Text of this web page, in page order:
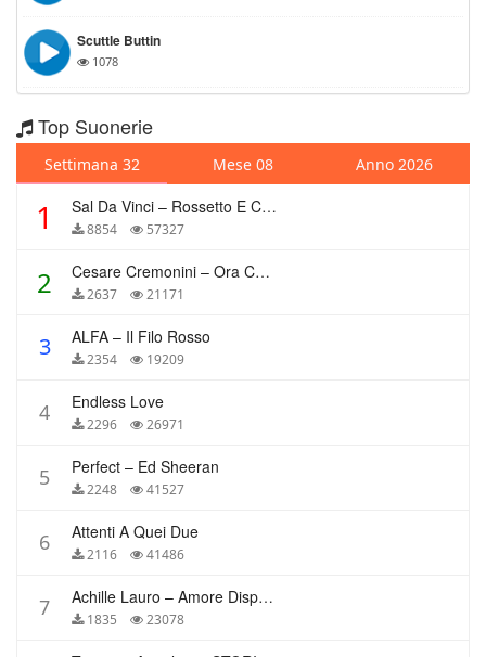
Scuttle Buttin
1078
Top Suonerie
Settimana 32 Mese 08 Anno 2026
1 Sal Da Vinci – Rossetto E Caffè
8854 57327
2 Cesare Cremonini – Ora Che Non Ho Più Te
2637 21171
3 ALFA – Il Filo Rosso
2354 19209
4 Endless Love
2296 26971
5 Perfect – Ed Sheeran
2248 41527
6 Attenti A Quei Due
2116 41486
7 Achille Lauro – Amore Disperato
1835 23078